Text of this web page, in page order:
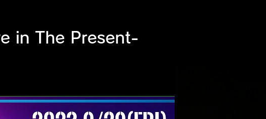
in The Present-